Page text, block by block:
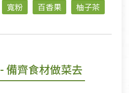
寬粉 百香果 柚子茶
- 備齊食材做菜去